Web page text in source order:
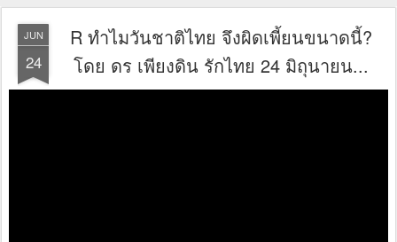
JUN
24
R ทำไมวันชาติไทย จึงผิดเพี้ยนขนาดนี้?
โดย ดร เพียงดิน รักไทย 24 มิถุนายน...